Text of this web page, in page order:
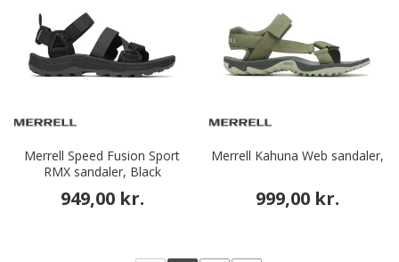
Merrell Speed Fusion Sport
RMX sandaler, Black
949,00 kr.
Merrell Kahuna Web sandaler,
999,00 kr.